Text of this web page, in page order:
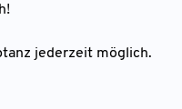
jederzeit möglich.